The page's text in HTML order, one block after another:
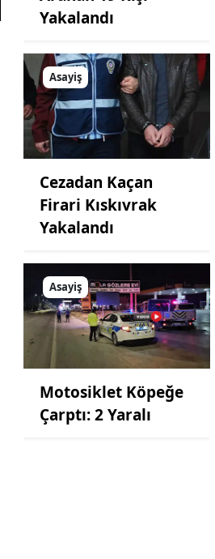
Gönder
Yakalandı
Asayiş
Cezadan Kaçan
Firari Kıskıvrak
Yakalandı
Asayiş
Motosiklet Köpeğe
Çarptı: 2 Yaralı